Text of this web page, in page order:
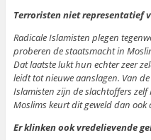
Terroristen niet representatief
Radicale Islamisten plegen
proberen de staatsmacht in
Dat laatste lukt hun echter zeer
leidt tot nieuwe aanslagen. Van
Islamisten zijn de slachtoffers
Moslims keurt dit geweld dan ook
Er klinken ook vredelievende